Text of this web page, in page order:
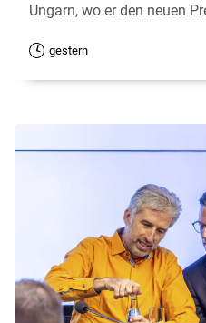
Ungarn, wo er den neuen
gestern